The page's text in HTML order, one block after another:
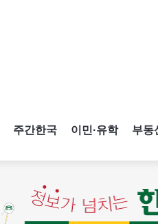
주간한국 이민·유학 부동